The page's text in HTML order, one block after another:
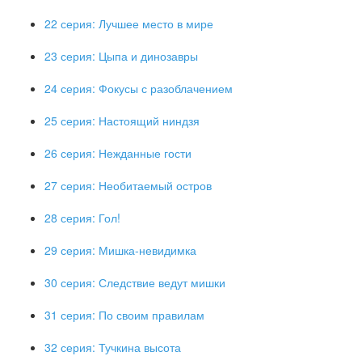
22 серия: Лучшее место в мире
23 серия: Цыпа и динозавры
24 серия: Фокусы с разоблачением
25 серия: Настоящий ниндзя
26 серия: Нежданные гости
27 серия: Необитаемый остров
28 серия: Гол!
29 серия: Мишка-невидимка
30 серия: Следствие ведут мишки
31 серия: По своим правилам
32 серия: Тучкина высота